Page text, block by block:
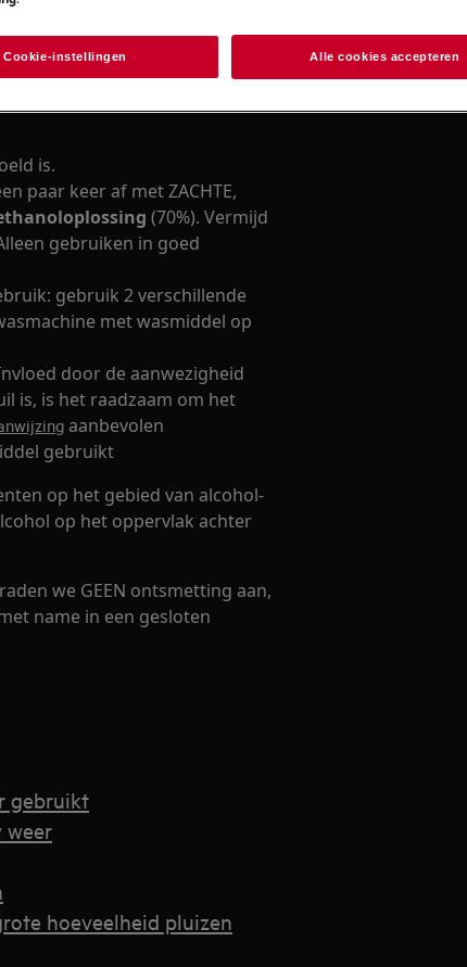
is.
paar keer af met ZACHTE,
(70%). Vermijd
gebruiken in goed
gebruik 2 verschillende
met wasmiddel op
door de aanwezigheid
is, is het raadzaam om het
aanbevolen
gebruikt
op het gebied van alcohol-
op het oppervlak achter
we GEEN ontsmetting aan,
name in een gesloten
gebruikt
weer
hoeveelheid pluizen
Cookie-instellingen Alle cookies accepteren